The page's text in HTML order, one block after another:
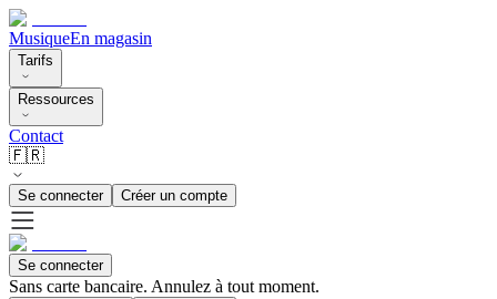
MusiqueEn magasin
Tarifs
Ressources
Contact
🇫🇷
Se connecter Créer un compte
Se connecter
Sans carte bancaire. Annulez à tout moment.